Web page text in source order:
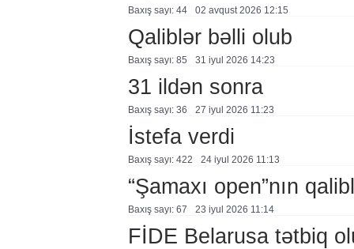
Baxış sayı: 44 02 avqust 2026 12:15
Qaliblər bəlli olub
Baxış sayı: 85 31 i̇yul 2026 14:23
31 ildən sonra
Baxış sayı: 36 27 i̇yul 2026 11:23
İstefa verdi
Baxış sayı: 422 24 i̇yul 2026 11:13
“Şamaxı open”nın
Baxış sayı: 67 23 i̇yul 2026 11:14
FİDE Belarusa tətbiq